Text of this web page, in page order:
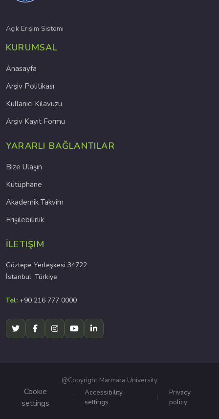
Açık Erişim Sistemi
KURUMSAL
Anasayfa
Arşiv Politikası
Kullanıcı Kılavuzu
Arşiv Kayıt Formu
YARARLI BAĞLANTILAR
Bize Ulaşın
Kütüphane
Akademik Takvim
Erişilebilirlik
İLETIŞIM
Göztepe Yerleşkesi 34722
İstanbul, Türkiye
Tel: +90 216 777 0000
@Copyright Marmara University
Cookie
settings
Accessibility
settings
Privacy
policy